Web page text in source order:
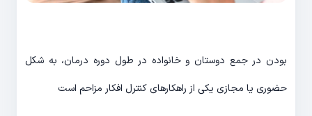
بودن در جمع دوستان و خانواده در طول دوره درمان، به شکل
حضوری یا مجازی یکی از راهکارهای کنترل افکار مزاحم است